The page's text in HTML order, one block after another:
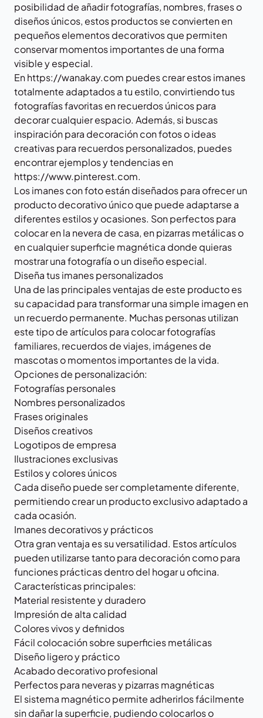
posibilidad de añadir fotografías, nombres, frases o
diseños únicos, estos productos se convierten en
pequeños elementos decorativos que permiten
conservar momentos importantes de una forma
visible y especial.
Enhttps://wanakay.com puedes crear estos imanes
totalmente adaptados a tu estilo, convirtiendo tus
fotografías favoritas en recuerdos únicos para
decorar cualquier espacio. Además, si buscas
inspiración para decoración con fotos o ideas
creativas para recuerdos personalizados, puedes
encontrar ejemplos y tendencias en
https://www.pinterest.com.
Los imanes con foto están diseñados para ofrecer un
producto decorativo único que puede adaptarse a
diferentes estilos y ocasiones. Son perfectos para
colocar en la nevera de casa, en pizarras metálicas o
en cualquier superficie magnética donde quieras
mostrar una fotografía o un diseño especial.
Diseña tus imanes personalizados
Una de las principales ventajas de este producto es
su capacidad para transformar una simple imagen en
un recuerdo permanente. Muchas personas utilizan
este tipo de artículos para colocar fotografías
familiares, recuerdos de viajes, imágenes de
mascotas o momentos importantes de la vida.
Opciones de personalización:
Fotografías personales
Nombres personalizados
Frases originales
Diseños creativos
Logotipos de empresa
Ilustraciones exclusivas
Estilos y colores únicos
Cada diseño puede ser completamente diferente,
permitiendo crear un producto exclusivo adaptado a
cada ocasión.
Imanes decorativos y prácticos
Otra gran ventaja es su versatilidad. Estos artículos
pueden utilizarse tanto para decoración como para
funciones prácticas dentro del hogar u oficina.
Características principales:
Material resistente y duradero
Impresión de alta calidad
Colores vivos y definidos
Fácil colocación sobre superficies metálicas
Diseño ligero y práctico
Acabado decorativo profesional
Perfectos para neveras y pizarras magnéticas
El sistema magnético permite adherirlos fácilmente
sin dañar la superficie, pudiendo colocarlos o